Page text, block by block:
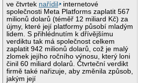
ve čtvrtek nařídil
internetové
společnosti Meta Platforms zaplatit 567
milionů dolarů (téměř 12 miliard Kč) za
újmy, které její platformy působí mladým
lidem. S přihlédnutím k dřívějšímu
verdiktu tak má společnost celkem
zaplatit 942 milionů dolarů, což je malý
zlomek jejího ročního výnosu, který loni
činil 60 miliard dolarů. Čtvrteční verdikt
firmě také nařizuje, aby změnila způsob,
jakým její